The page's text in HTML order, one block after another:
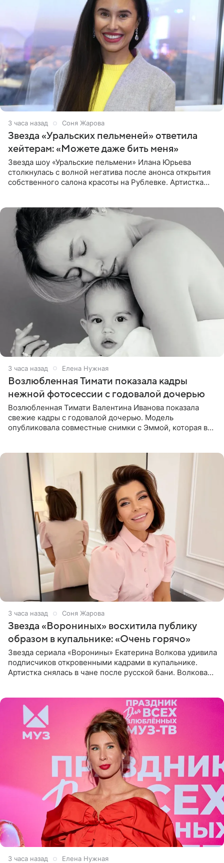
3 часа назад Соня Жарова
Звезда «Уральских пельменей» ответила
хейтерам: «Можете даже бить меня»
Звезда шоу «Уральские пельмени» Илана Юрьева
столкнулась с волной негатива после анонса открытия
собственного салона красоты на Рублевке. Артистка
3 часа назад Елена Нужная
Возлюбленная Тимати показала кадры
нежной фотосессии с годовалой дочерью
Возлюбленная Тимати Валентина Иванова показала
свежие кадры с годовалой дочерью. Модель
опубликовала совместные снимки с Эммой, которая в
3 часа назад Соня Жарова
Звезда «Ворониных» восхитила публику
образом в купальнике: «Очень горячо»
Звезда сериала «Воронины» Екатерина Волкова удивила
подписчиков откровенными кадрами в купальнике.
Артистка снялась в чане после русской бани. Волкова
3 часа назад Елена Нужная